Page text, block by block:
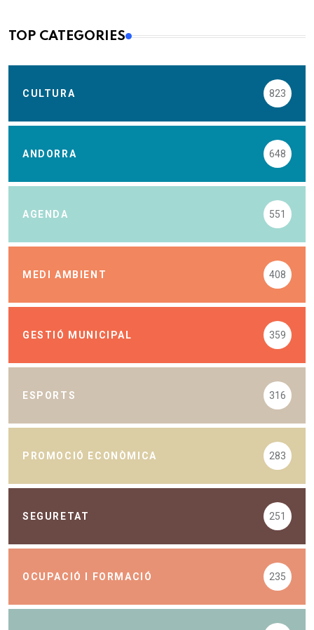
TOP CATEGORIES
CULTURA 823
ANDORRA 648
AGENDA 551
MEDI AMBIENT 408
GESTIÓ MUNICIPAL 359
ESPORTS 316
PROMOCIÓ ECONÒMICA 283
SEGURETAT 251
OCUPACIÓ I FORMACIÓ 235